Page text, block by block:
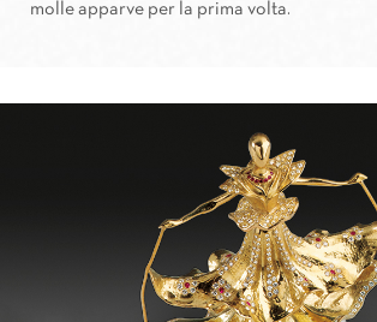
molle apparve per la prima volta.